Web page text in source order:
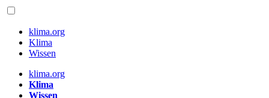
klima.org
Klima
Wissen
klima.org
Klima
Wissen